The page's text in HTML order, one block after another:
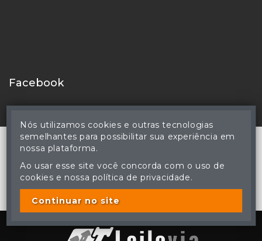
Facebook
© Hercules Valazuela Coutinho - Leiloeiro Público Oficial -
Matrícula nº 59 JUCEMS - Todos os direitos reservados
A cópia ou reprodução não autorizada do conteúdo deste site
poderá acarretar em penas previstas em lei.
Nós utilizamos cookies e outras tecnologias
semelhantes para possibilitar sua experiência em
nossa plataforma.
Ao usar esse site você concorda com o uso de
cookies e nossa política de privacidade.
Continuar no site